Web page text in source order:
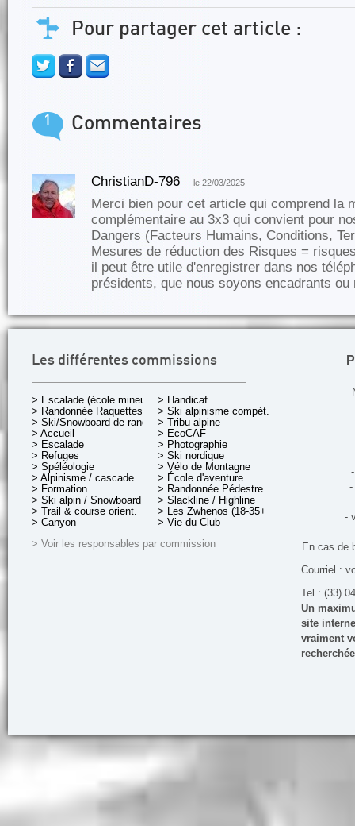
Pour partager cet article :
1 Commentaires
ChristianD-796 le 22/03/2025
Merci bien pour cet article qui comprend la
complémentaire au 3x3 qui convient pour
Dangers (Facteurs Humains, Conditions,
Mesures de réduction des Risques =
il peut être utile d'enregistrer dans nos
présidents, que nous soyons encadrants ou
Les différentes commissions
> Escalade (école mineurs)
> Randonnée Raquettes
> Ski/Snowboard de rando.
> Accueil
> Escalade
> Refuges
> Spéléologie
> Alpinisme / cascade
> Formation
> Ski alpin / Snowboard
> Trail & course orient.
> Canyon
> Handicaf
> Ski alpinisme compét.
> Tribu alpine
> EcoCAF
> Photographie
> Ski nordique
> Vélo de Montagne
> École d'aventure
> Randonnée Pédestre
> Slackline / Highline
> Les Zwhenos (18-35+ ans)
> Vie du Club
> Voir les responsables par commission
-
-
En cas de
Courriel :
Tel : (33)
Un
site
vraiment